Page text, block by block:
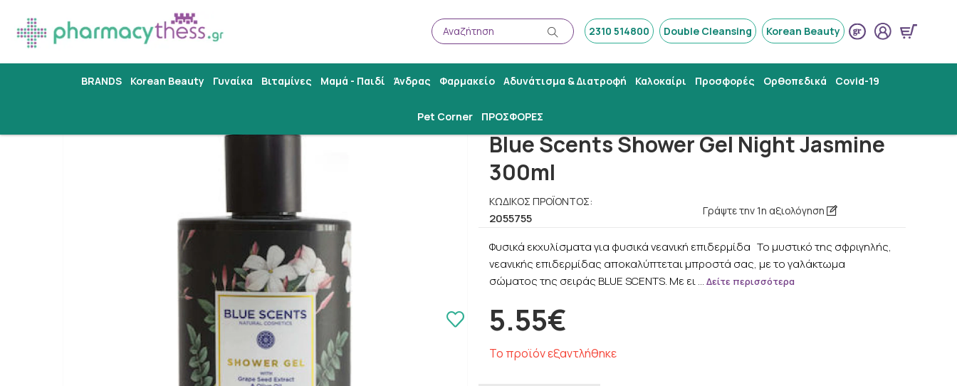
Αναζήτηση 2310 514800 Double Cleansing Korean Beauty
BRANDS Korean Beauty Γυναίκα Βιταμίνες Μαμά - Παιδί Άνδρας Φαρμακείο Αδυνάτισμα & Διατροφή Καλοκαίρι Προσφορές Ορθοπεδικά Covid-19
Pet Corner ΠΡΟΣΦΟΡΕΣ
Αναζήτηση
Blue Scents Shower Gel Night Jasmine
300ml
ΚΩΔΙΚΌΣ ΠΡΟΪΌΝΤΟΣ:
2055755
Γράψτε την 1η αξιολόγηση
Φυσικά εκχυλίσματα για φυσικά νεανική επιδερμίδα To μυστικό της σφριγηλής,
νεανικής επιδερμίδας αποκαλύπτεται μπροστά σας, με το γαλάκτωμα
σώματος της σειράς BLUE SCENTS. Mε ει … Δείτε περισσότερα
5.55€
Το προϊόν εξαντλήθηκε